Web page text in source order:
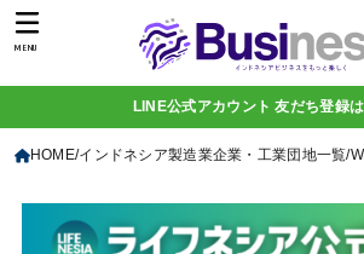
MENU
LINE公式アカウント 友だち登録
HOME インドネシア製造業企業・工業団地一覧